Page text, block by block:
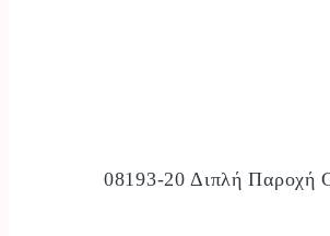
08193-20 Διπλή Παροχή